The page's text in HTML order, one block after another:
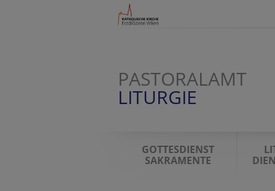
PASTORALAMT
LITURGIE
GOTTESDIENST
SAKRAMENTE